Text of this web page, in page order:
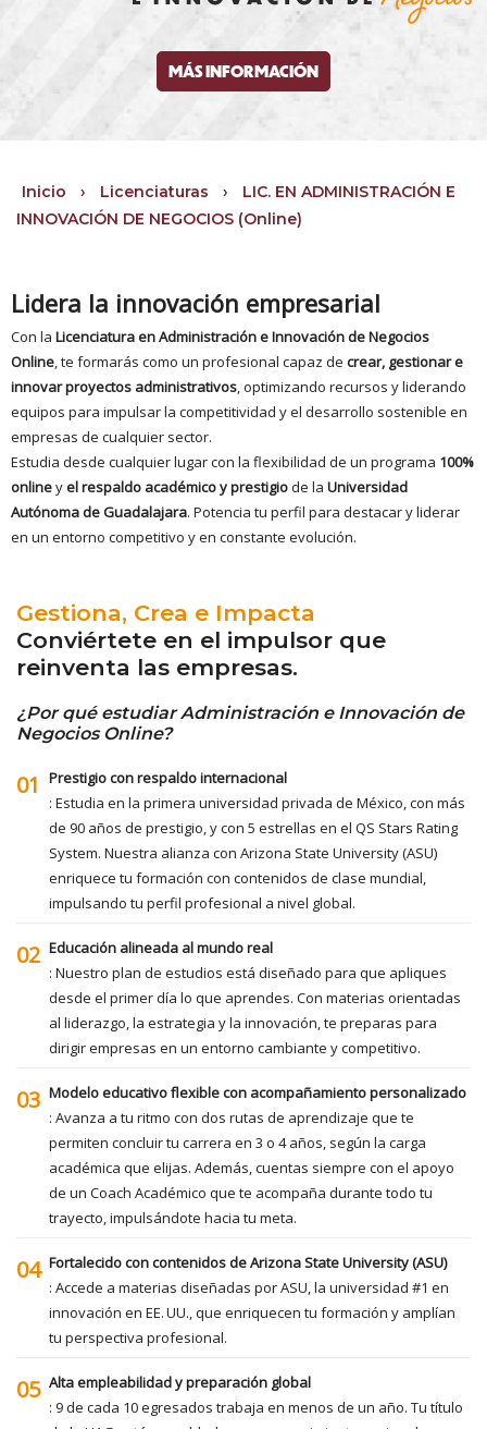
MÁS INFORMACIÓN
Inicio › Licenciaturas ›
LIC. EN ADMINISTRACIÓN E
INNOVACIÓN DE NEGOCIOS (Online)
Lidera la innovación empresarial
Con la Licenciatura en Administración e Innovación de Negocios
Online , te formarás como un profesional capaz de crear, gestionar e
innovar proyectos administrativos , optimizando recursos y liderando
equipos para impulsar la competitividad y el desarrollo sostenible en
empresas de cualquier sector.
Estudia desde cualquier lugar con la flexibilidad de un programa 100%
onlineyel respaldo académico y prestigiode la Universidad
Autónoma de Guadalajara. Potencia tu perfil para destacar y liderar
en un entorno competitivo y en constante evolución.
Gestiona, Crea e Impacta
Conviértete en el impulsor que
reinventa las empresas.
¿Por qué estudiar Administración e Innovación de
Negocios Online?
01
Prestigio con respaldo internacional
: Estudia en la primera universidad privada de México, con más
de 90 años de prestigio, y con 5 estrellas en el QS Stars Rating
System. Nuestra alianza con Arizona State University (ASU)
enriquece tu formación con contenidos de clase mundial,
impulsando tu perfil profesional a nivel global.
02 Educación alineada al mundo real
: Nuestro plan de estudios está diseñado para que apliques
desde el primer día lo que aprendes. Con materias orientadas
al liderazgo, la estrategia y la innovación, te preparas para
dirigir empresas en un entorno cambiante y competitivo.
03 Modelo educativo flexible con acompañamiento personalizado
: Avanza a tu ritmo con dos rutas de aprendizaje que te
permiten concluir tu carrera en 3 o 4 años, según la carga
académica que elijas. Además, cuentas siempre con el apoyo
de un Coach Académico que te acompaña durante todo tu
trayecto, impulsándote hacia tu meta.
04 Fortalecido con contenidos de Arizona State University (ASU)
: Accede a materias diseñadas por ASU, la universidad #1 en
innovación en EE. UU., que enriquecen tu formación y amplían
tu perspectiva profesional.
05 Alta empleabilidad y preparación global
: 9 de cada 10 egresados trabaja en menos de un año. Tu título